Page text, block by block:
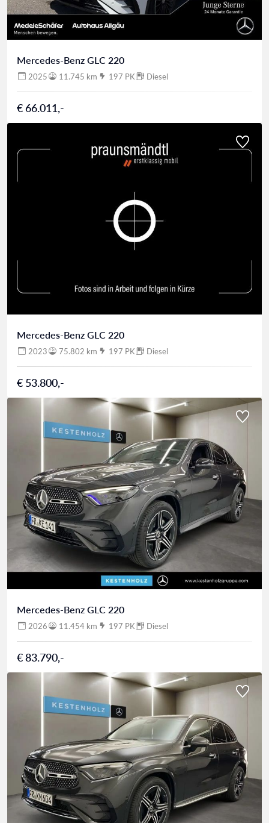
Mercedes-Benz GLC 220
2025 11.745 km 197 PK Diesel
€ 66.011,-
Mercedes-Benz GLC 220
2023 75.802 km 197 PK Diesel
€ 53.800,-
Mercedes-Benz GLC 220
2026 11.454 km 197 PK Diesel
€ 83.790,-